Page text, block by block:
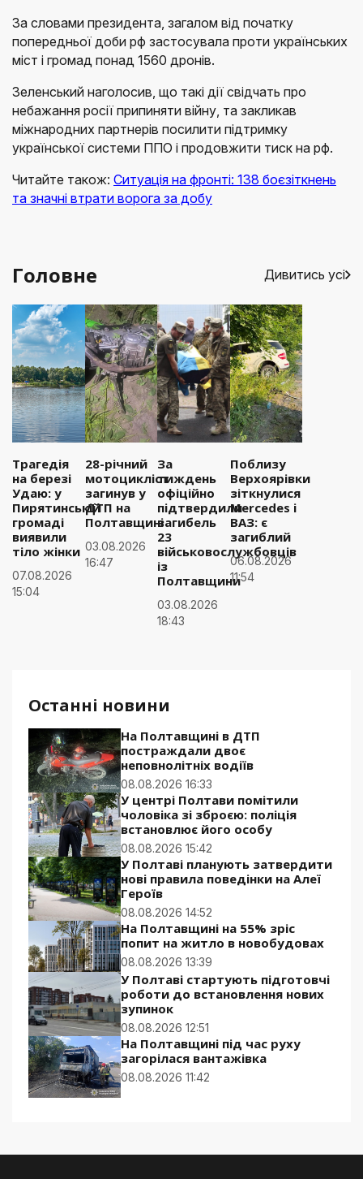
За словами президента, загалом від початку
попередньої доби рф застосувала проти українських
міст і громад понад 1560 дронів.
Зеленський наголосив, що такі дії свідчать про
небажання росії припиняти війну, та закликав
міжнародних партнерів посилити підтримку
української системи ППО і продовжити тиск на рф.
Читайте також: Ситуація на фронті: 138 боєзіткнень
та значні втрати ворога за добу
Останні новини
На Полтавщині в ДТП
постраждали двоє
неповнолітніх водіїв
08.08.2026 16:33
У центрі Полтави помітили
чоловіка зі зброєю: поліція
встановлює його особу
08.08.2026 15:42
У Полтаві планують затвердити
нові правила поведінки на Алеї
Героїв
08.08.2026 14:52
На Полтавщині на 55% зріс
попит на житло в новобудовах
08.08.2026 13:39
У Полтаві стартують підготовчі
роботи до встановлення нових
зупинок
08.08.2026 12:51
На Полтавщині під час руху
загорілася вантажівка
08.08.2026 11:42
Головне Дивитись усі
Трагедія
на березі
Удаю: у
Пирятинській
громаді
виявили
тіло жінки
07.08.2026
15:04
28-річний
мотоцикліст
загинув у
ДТП на
Полтавщині
03.08.2026
16:47
За
тиждень
офіційно
підтвердили
загибель
23
військовослужбовців
із
Полтавщини
03.08.2026
18:43
Поблизу
Верхоярівки
зіткнулися
Mercedes і
ВАЗ: є
загиблий
06.08.2026
11:54